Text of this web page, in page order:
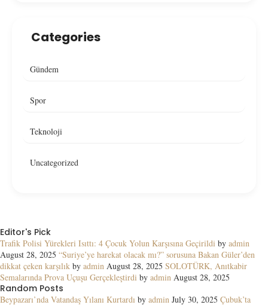
Categories
Gündem
Spor
Teknoloji
Uncategorized
Editor's Pick
Trafik Polisi Yürekleri Isıttı: 4 Çocuk Yolun Karşısına Geçirildi by admin
August 28, 2025 “Suriye’ye harekat olacak mı?” sorusuna Bakan Güler’den
dikkat çeken karşılık by admin August 28, 2025 SOLOTÜRK, Anıtkabir
Semalarında Prova Uçuşu Gerçekleştirdi by admin August 28, 2025
Random Posts
Beypazarı’nda Vatandaş Yılanı Kurtardı by admin July 30, 2025 Çubuk’ta